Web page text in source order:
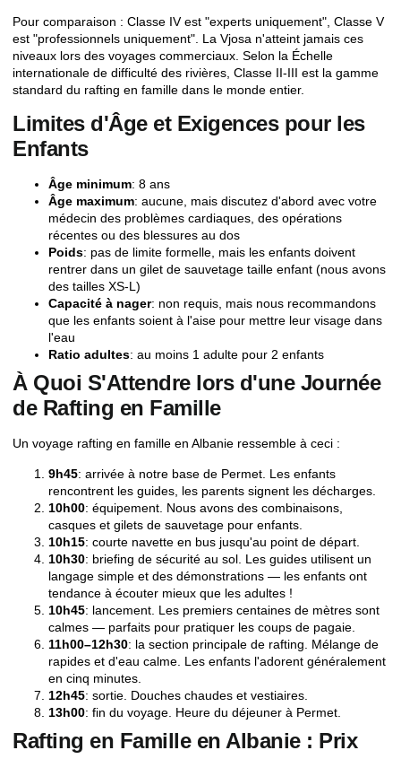
Pour comparaison : Classe IV est "experts uniquement", Classe V
est "professionnels uniquement". La Vjosa n'atteint jamais ces
niveaux lors des voyages commerciaux. Selon la Échelle
internationale de difficulté des rivières , Classe II-III est la gamme
standard du rafting en famille dans le monde entier.
Limites d'Âge et Exigences pour les
Enfants
Âge minimum: 8 ans
Âge maximum: aucune, mais discutez d'abord avec votre
médecin des problèmes cardiaques, des opérations
récentes ou des blessures au dos
Poids: pas de limite formelle, mais les enfants doivent
rentrer dans un gilet de sauvetage taille enfant (nous avons
des tailles XS-L)
Capacité à nager: non requis, mais nous recommandons
que les enfants soient à l'aise pour mettre leur visage dans
l'eau
Ratio adultes: au moins 1 adulte pour 2 enfants
À Quoi S'Attendre lors d'une Journée
de Rafting en Famille
Un voyage rafting en famille en Albanie ressemble à ceci :
9h45: arrivée à notre base de Permet. Les enfants
rencontrent les guides, les parents signent les décharges.
10h00: équipement. Nous avons des combinaisons,
casques et gilets de sauvetage pour enfants.
10h15: courte navette en bus jusqu'au point de départ.
10h30: briefing de sécurité au sol. Les guides utilisent un
langage simple et des démonstrations — les enfants ont
tendance à écouter mieux que les adultes !
10h45: lancement. Les premiers centaines de mètres sont
calmes — parfaits pour pratiquer les coups de pagaie.
11h00–12h30: la section principale de rafting. Mélange de
rapides et d'eau calme. Les enfants l'adorent généralement
en cinq minutes.
12h45: sortie. Douches chaudes et vestiaires.
13h00: fin du voyage. Heure du déjeuner à Permet.
Rafting en Famille en Albanie : Prix